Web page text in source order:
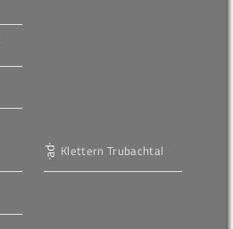
Klettern Trubachtal